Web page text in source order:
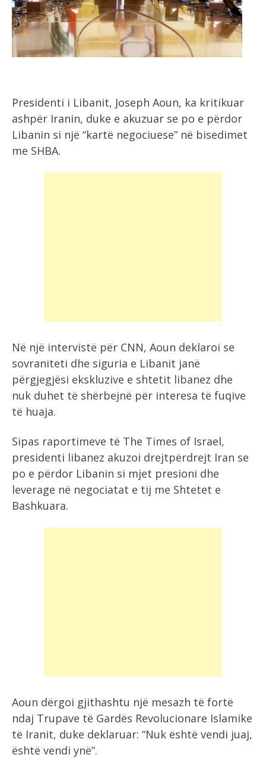
Presidenti i Libanit, Joseph Aoun, ka kritikuar
ashpër Iranin, duke e akuzuar se po e përdor
Libanin si një “kartë negociuese” në bisedimet
me SHBA.
Në një intervistë për CNN, Aoun deklaroi se
sovraniteti dhe siguria e Libanit janë
përgjegjësi ekskluzive e shtetit libanez dhe
nuk duhet të shërbejnë për interesa të fuqive
të huaja.
Sipas raportimeve të The Times of Israel,
presidenti libanez akuzoi drejtpërdrejt Iran se
po e përdor Libanin si mjet presioni dhe
leverage në negociatat e tij me Shtetet e
Bashkuara.
Aoun dërgoi gjithashtu një mesazh të fortë
ndaj Trupave të Gardës Revolucionare Islamike
të Iranit, duke deklaruar: “Nuk është vendi juaj,
është vendi ynë”.